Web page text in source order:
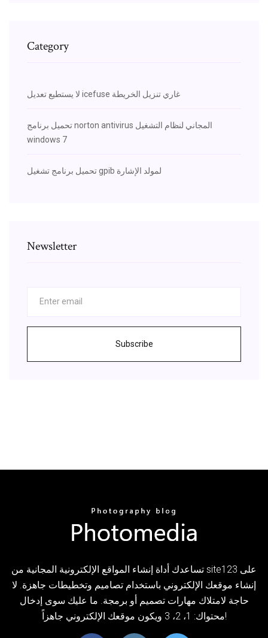
Category
لا يستطيع تعديل icefuse غاري تنزيل الخريطة
تحميل برنامج norton antivirus المجاني لنظام التشغيل
windows 7
تحميل برنامج تشغيل gpib لمولد الإشارة
Newsletter
Subscribe
تساعدك أداة إنشاء المواقع الإلكترونية المجانية من site123 على
إنشاء موقعك الإلكتروني باستخدام تصاميم وتخطيطات جاهزة. لا
حاجة لامتلاك مهارات تصميم أو برمجة. ما عليك سوى إدخال
محتواك: 1، 2، 3 ويكون موقعك الإلكتروني جاهزاً!